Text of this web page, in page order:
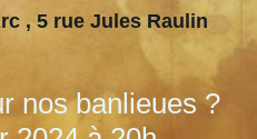
, 5 rue Jules Raulin
nos banlieues ?